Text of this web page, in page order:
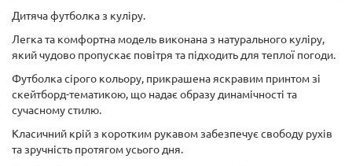
Дитяча футболка з куліру.
Легка та комфортна модель виконана з натурального куліру,
який чудово пропускає повітря та підходить для теплої погоди.
Футболка сірого кольору, прикрашена яскравим принтом зі
скейтборд-тематикою, що надає образу динамічності та
сучасному стилю.
Класичний крій з коротким рукавом забезпечує свободу рухів
та зручність протягом усього дня.